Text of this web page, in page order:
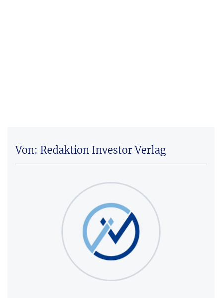
Von: Redaktion Investor Verlag